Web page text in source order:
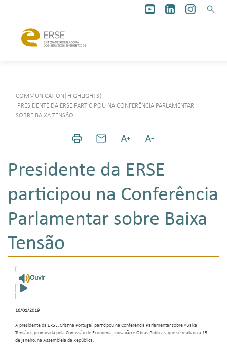
COMMUNICATION HIGHLIGHTS
PRESIDENTE DA ERSE PARTICIPOU NA CONFERÊNCIA PARLAMENTAR
SOBRE BAIXA TENSÃO
Presidente da ERSE
participou na Conferência
Parlamentar sobre Baixa
Tensão
Ouvir
16/01/2019
A presidente da ERSE, Cristina Portugal, participou na Conferência Parlamentar sobre «Baixa
Tensão», promovida pela Comissão de Economia, Inovação e Obras Públicas, que se realizou a 15
de janeiro, na Assembleia da República.